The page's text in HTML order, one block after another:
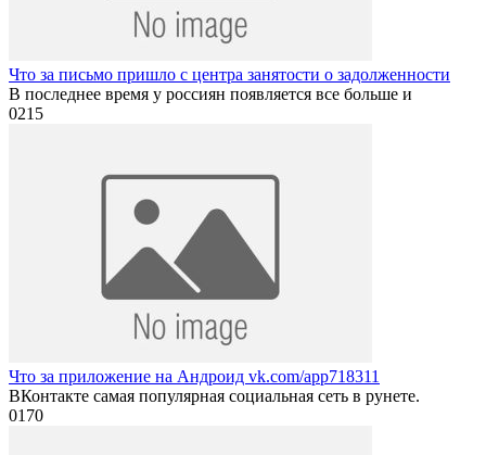
Что за письмо пришло с центра занятости о задолженности
В последнее время у россиян появляется все больше и
0215
Что за приложение на Андроид vk.com/app718311
ВКонтакте самая популярная социальная сеть в рунете.
0170